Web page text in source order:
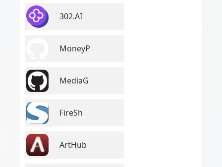
302.AI
MoneyP
MediaG
FireSh
ArtHub